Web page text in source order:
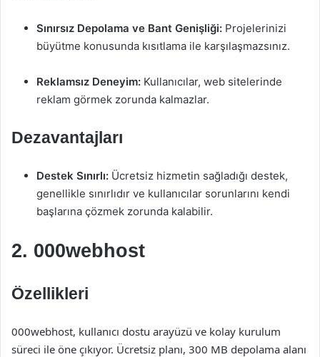
Sınırsız Depolama ve Bant Genişliği: Projelerinizi
büyütme konusunda kısıtlama ile karşılaşmazsınız.
Reklamsız Deneyim: Kullanıcılar, web sitelerinde
reklam görmek zorunda kalmazlar.
Dezavantajları
Destek Sınırlı: Ücretsiz hizmetin sağladığı destek,
genellikle sınırlıdır ve kullanıcılar sorunlarını kendi
başlarına çözmek zorunda kalabilir.
2. 000webhost
Özellikleri
000webhost, kullanıcı dostu arayüzü ve kolay kurulum
süreci ile öne çıkıyor. Ücretsiz planı, 300 MB depolama alanı